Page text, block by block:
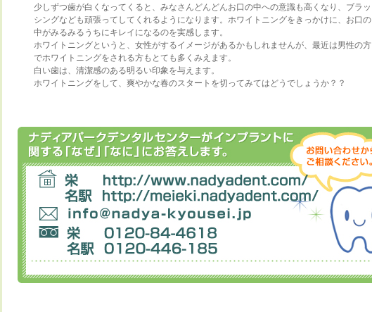
少しずつ歯が白くなってくると、みなさんどんどんお口の中への意識も高くなり、ブラッ
シングなども頑張ってしてくれるようになります。ホワイトニングをきっかけに、お口の
中がみるみるうちにキレイになるのを実感します。
ホワイトニングというと、女性がするイメージがあるかもしれませんが、最近は男性の方
でホワイトニングをされる方もとても多くみえます。
白い歯は、清潔感のある明るい印象を与えます。
ホワイトニングをして、爽やかな春のスタートを切ってみてはどうでしょうか？？